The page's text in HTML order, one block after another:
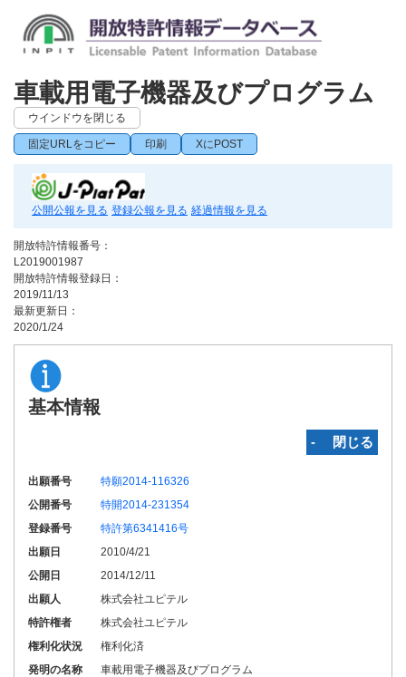
車載用電子機器及びプログラム
ウインドウを閉じる
固定URLをコピー 印刷 XにPOST
公開公報を見る 登録公報を見る 経過情報を見る
開放特許情報番号：
L2019001987
開放特許情報登録日：
2019/11/13
最新更新日：
2020/1/24
基本情報
‐ 閉じる
出願番号
特願2014-116326
公開番号
特開2014-231354
登録番号
特許第6341416号
出願日
2010/4/21
公開日
2014/12/11
出願人
株式会社ユピテル
特許権者
株式会社ユピテル
権利化状況
権利化済
発明の名称
車載用電子機器及びプログラム